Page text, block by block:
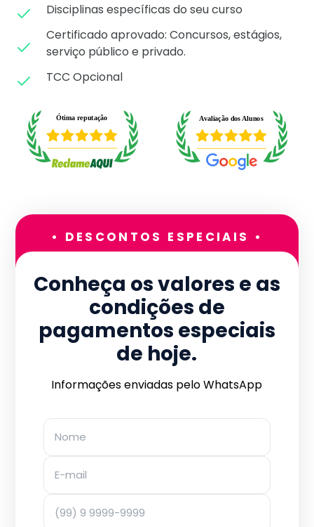
Disciplinas específicas do seu curso
Certificado aprovado: Concursos, estágios,
serviço público e privado.
TCC Opcional
• DESCONTOS ESPECIAIS •
Conheça os valores e as
condições de
pagamentos especiais
de hoje.
Informações enviadas pelo WhatsApp